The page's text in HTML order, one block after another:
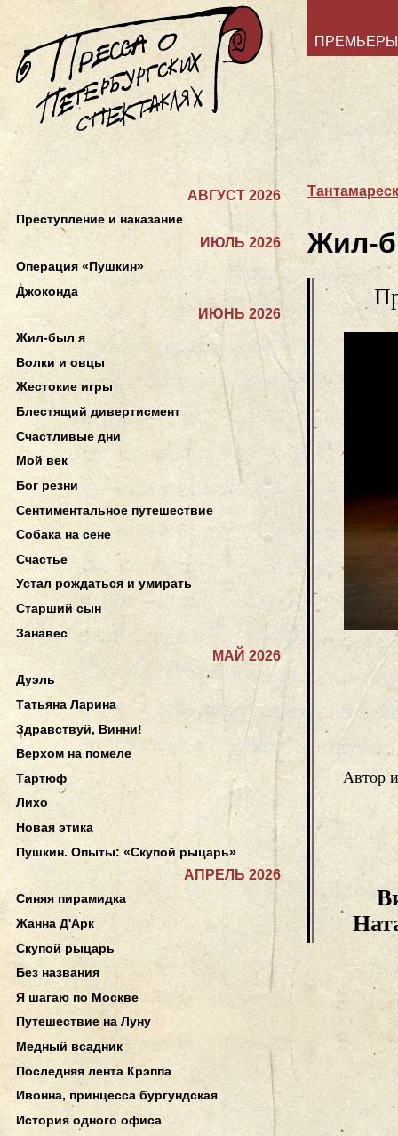
ПРЕМЬЕРЫ
Жил-
Автор
АВГУСТ 2026
Преступление и наказание
ИЮЛЬ 2026
Операция «Пушкин»
Джоконда
ИЮНЬ 2026
Жил-был я
Волки и овцы
Жестокие игры
Блестящий дивертисмент
Счастливые дни
Мой век
Бог резни
Сентиментальное путешествие
Собака на сене
Счастье
Устал рождаться и умирать
Старший сын
Занавес
МАЙ 2026
Дуэль
Татьяна Ларина
Здравствуй, Винни!
Верхом на помеле
Тартюф
Лихо
Новая этика
Пушкин. Опыты: «Скупой рыцарь»
АПРЕЛЬ 2026
Синяя пирамидка
Жанна Д'Арк
Скупой рыцарь
Без названия
Я шагаю по Москве
Путешествие на Луну
Медный всадник
Последняя лента Крэппа
Ивонна, принцесса бургундская
История одного офиса